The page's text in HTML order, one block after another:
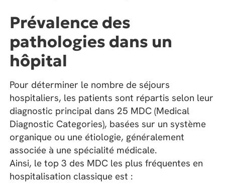
Prévalence des
pathologies dans un
hôpital
Pour déterminer le nombre de séjours
hospitaliers, les patients sont répartis selon leur
diagnostic principal dans 25 MDC (Medical
Diagnostic Categories), basées sur un système
organique ou une étiologie, généralement
associée à une spécialité médicale.
Ainsi, le top 3 des MDC les plus fréquentes en
hospitalisation classique est :